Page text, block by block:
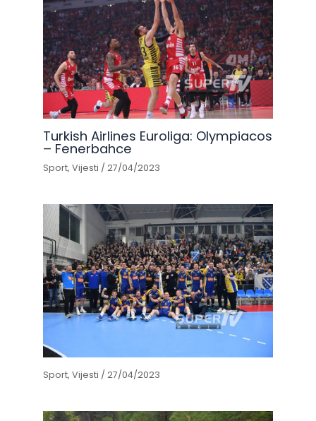
Turkish Airlines Euroliga: Olympiacos
– Fenerbahce
Sport,Vijesti /27/04/2023
Sport,Vijesti /27/04/2023